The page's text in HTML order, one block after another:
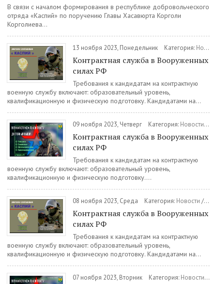
В связи с началом формирования в республике добровольческого
отряда «Каспий» по поручению Главы Хасавюрта Корголи
Корголиева...
13 ноября 2023, Понедельник Категория: Новости
Контрактная служба в Вооруженных
силах РФ
Требования к кандидатам на контрактную
военную службу включают: образовательный уровень,
квалификационную и физическую подготовку. Кандидатами на...
09 ноября 2023, Четверг Категория: Новости/
Контрактная служба в Вооруженных
силах РФ
Требования к кандидатам на контрактную
военную службу включают: образовательный уровень,
квалификационную и физическую подготовку....
08 ноября 2023, Среда Категория: Новости /
Контрактная служба в Вооруженных
силах РФ
Требования к кандидатам на контрактную
военную службу включают: образовательный уровень,
квалификационную и физическую подготовку. Кандидатами на...
07 ноября 2023, Вторник Категория: Новости/